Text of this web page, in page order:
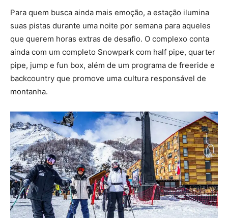
Para quem busca ainda mais emoção, a estação ilumina
suas pistas durante uma noite por semana para aqueles
que querem horas extras de desafio. O complexo conta
ainda com um completo Snowpark com half pipe, quarter
pipe, jump e fun box, além de um programa de freeride e
backcountry que promove uma cultura responsável de
montanha.